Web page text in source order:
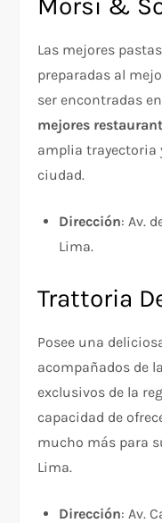
Las mejores
preparadas al
ser encontradas
mejores
amplia trayectoria
ciudad.
Dirección: Av.
Lima.
Trattoria
Posee una
acompañados de la
exclusivos de la
capacidad de
mucho más para
Lima.
Dirección: Av.